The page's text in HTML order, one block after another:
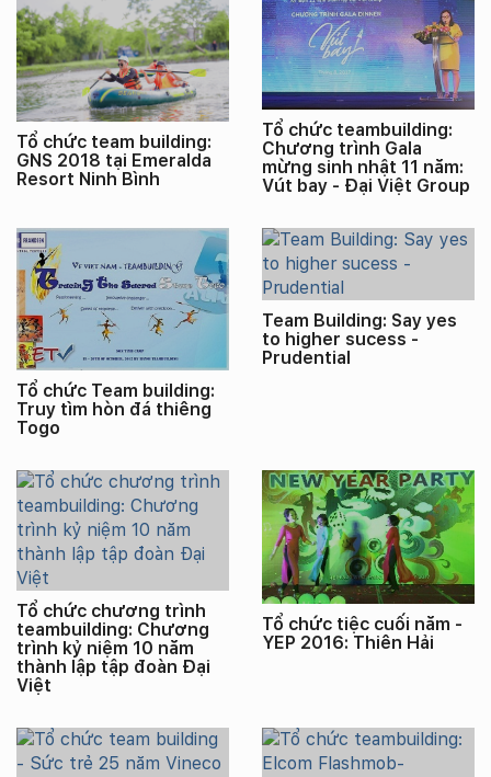
Tổ chức team building:
GNS 2018 tại Emeralda
Resort Ninh Bình
Tổ chức teambuilding:
Chương trình Gala
mừng sinh nhật 11 năm:
Vút bay - Đại Việt Group
Tổ chức Team building:
Truy tìm hòn đá thiêng
Togo
Team Building: Say yes
to higher sucess -
Prudential
Tổ chức chương trình
teambuilding: Chương
trình kỷ niệm 10 năm
thành lập tập đoàn Đại
Việt
Tổ chức tiệc cuối năm -
YEP 2016: Thiên Hải